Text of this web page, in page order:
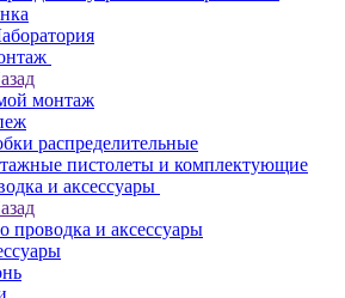
монтаж
распределительные
пистолеты и комплектующие
и аксессуары
проводка и аксессуары